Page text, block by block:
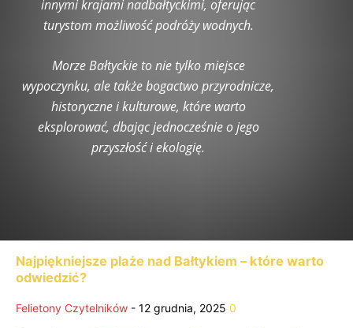
innymi krajami nadbałtyckimi, oferując
turystom możliwość podróży wodnych.
Morze Bałtyckie to nie tylko miejsce
wypoczynku, ale także bogactwo przyrodnicze,
historyczne i kulturowe, które warto
eksplorować, dbając jednocześnie o jego
przyszłość i ekologię.
Najpiękniejsze plaże nad Bałtykiem – które warto
odwiedzić?
Felietony Czytelników - 12 grudnia, 2025 0